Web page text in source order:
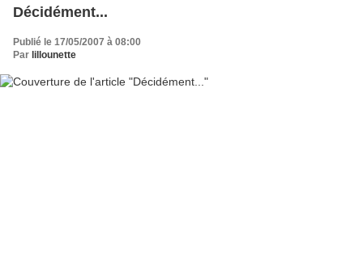
Décidément...
Publié le 17/05/2007 à 08:00
Par lillounette